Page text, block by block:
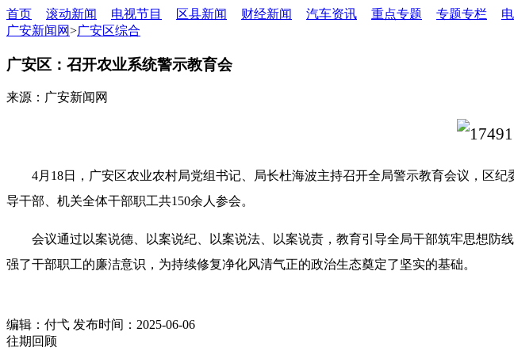
首页 滚动新闻 电视节目 区县新闻 财经新闻 汽车资讯 重点专题 专题专栏
广安新闻网>广安区综合
广安区：召开农业系统警示教育会
来源：广安新闻网
4月18日，广安区农业农村局党组书记、局长杜海波主持召开全局警示教育会议，区
导干部、机关全体干部职工共150余人参会。
会议通过以案说德、以案说纪、以案说法、以案说责，教育引导全局干部筑牢思想
强了干部职工的廉洁意识，为持续修复净化风清气正的政治生态奠定了坚实的基础。
编辑：付弋 发布时间：2025-06-06
往期回顾